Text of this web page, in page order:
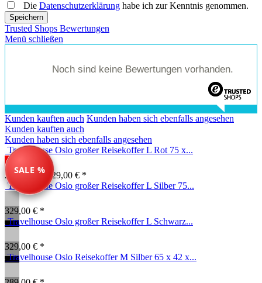
Die Datenschutzerklärung habe ich zur Kenntnis genommen.
Speichern
Trusted Shops Bewertungen
Menü schließen
Noch sind keine Bewertungen vorhanden.
Kunden kauften auch Kunden haben sich ebenfalls angesehen
Kunden kauften auch
Kunden haben sich ebenfalls angesehen
SALE %
Travelhouse Oslo großer Reisekoffer L Rot 75 x...
269,00 € *
329,00 € *
Travelhouse Oslo großer Reisekoffer L Silber 75...
329,00 € *
Travelhouse Oslo großer Reisekoffer L Schwarz...
329,00 € *
Travelhouse Oslo Reisekoffer M Silber 65 x 42 x...